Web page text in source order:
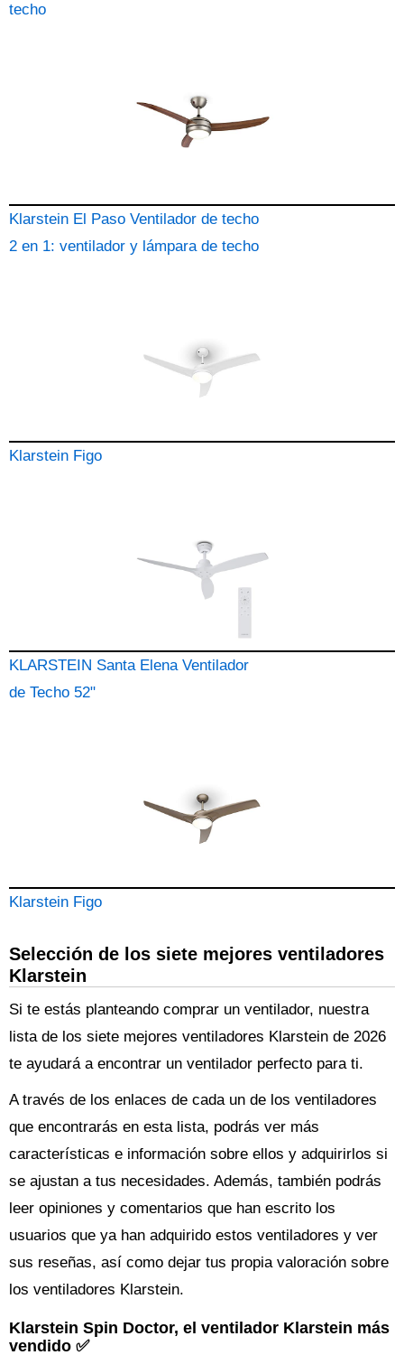
techo
Klarstein El Paso Ventilador de techo
2 en 1: ventilador y lámpara de techo
Klarstein Figo
KLARSTEIN Santa Elena Ventilador
de Techo 52"
Klarstein Figo
Selección de los siete mejores ventiladores
Klarstein
Si te estás planteando comprar un ventilador, nuestra
lista de los siete mejores ventiladores Klarstein de 2026
te ayudará a encontrar un ventilador perfecto para ti.
A través de los enlaces de cada un de los ventiladores
que encontrarás en esta lista, podrás ver más
características e información sobre ellos y adquirirlos si
se ajustan a tus necesidades. Además, también podrás
leer opiniones y comentarios que han escrito los
usuarios que ya han adquirido estos ventiladores y ver
sus reseñas, así como dejar tus propia valoración sobre
los ventiladores Klarstein.
Klarstein Spin Doctor, el ventilador Klarstein más
vendido ✅